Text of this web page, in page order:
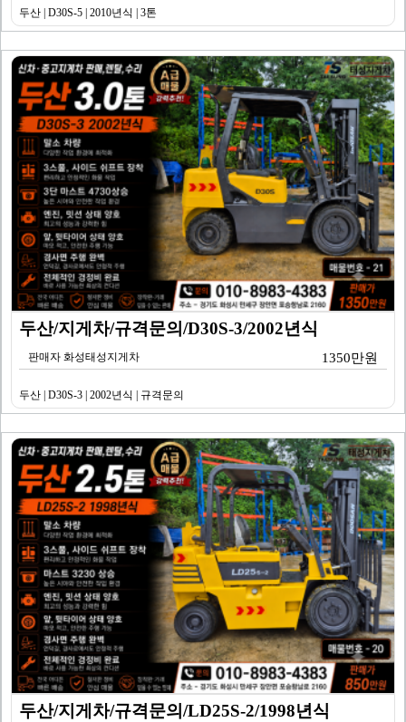
두산 | D30S-5 | 2010년식 | 3톤
두산/지게차/규격문의/D30S-3/2002년식
판매자 화성태성지게차 1350만원
두산 | D30S-3 | 2002년식 | 규격문의
두산/지게차/규격문의/LD25S-2/1998년식